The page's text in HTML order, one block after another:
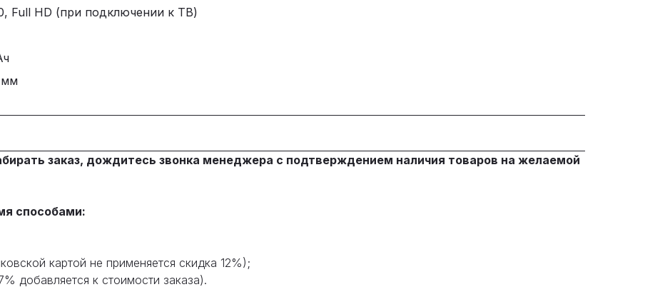
Full HD (при подключении к ТВ)
мм
заказ, дождитесь звонка менеджера с подтверждением наличия товаров на желаемой
способами:
картой не применяется скидка 12%);
добавляется к стоимости заказа).